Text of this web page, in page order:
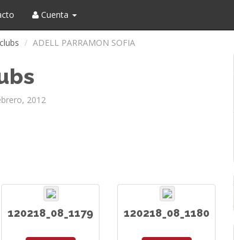
Cuenta
ADELL PARRAMON SOFIA
2012
120218_08_1179 120218_08_1180